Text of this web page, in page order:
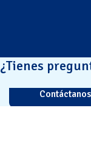
¿Tienes
Contáctanos